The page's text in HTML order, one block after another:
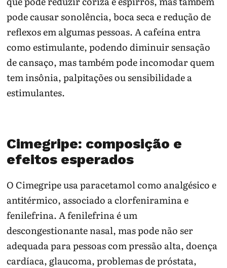
pode causar sonolência, boca seca e redução de
reflexos em algumas pessoas. A cafeína entra
como estimulante, podendo diminuir sensação
de cansaço, mas também pode incomodar quem
tem insônia, palpitações ou sensibilidade a
estimulantes.
Cimegripe: composição e
efeitos esperados
O Cimegripe usa paracetamol como analgésico e
antitérmico, associado a clorfeniramina e
fenilefrina. A fenilefrina é um
descongestionante nasal, mas pode não ser
adequada para pessoas com pressão alta, doença
cardíaca, glaucoma, problemas de próstata,